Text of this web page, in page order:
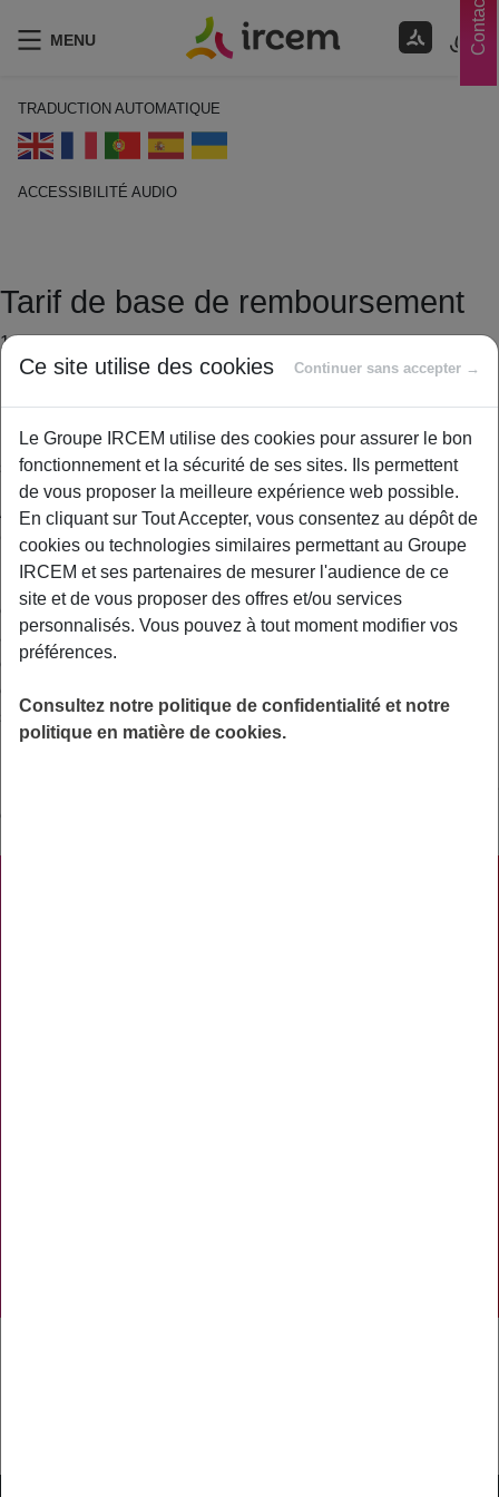
Contacts
MENU
TRADUCTION AUTOMATIQUE
ACCESSIBILITÉ AUDIO
Tarif de base de remboursement
14 janvier 2021
Byircem
La Base de remboursement est depuis le 1er janvier 2006, la
base de calcul du montant des remboursements des frais de
santé en France par la Sécurité sociale.
Avant 2006, la base de remboursement est appelée Tarif de
Convention ou Tarif d’Autorité.
Elle est fixée par convention entre les professionnels de santé
et la Caisse nationale d’assurance maladie et détermine grâce
à un barème pour chaque acte médical le montant sur lequel
est calculé le remboursement de la Sécurité Sociale. Elle sert
également de référence pour les assurances complémentaire
santé.
et du ticket modérateur à la charge de l’assuré.
Ce site utilise des cookies Continuer sans accepter →
Le Groupe IRCEM utilise des cookies pour assurer le bon
fonctionnement et la sécurité de ses sites. Ils permettent
de vous proposer la meilleure expérience web possible.
En cliquant sur Tout Accepter, vous consentez au dépôt de
cookies ou technologies similaires permettant au Groupe
IRCEM et ses partenaires de mesurer l'audience de ce
site et de vous proposer des offres et/ou services
personnalisés. Vous pouvez à tout moment modifier vos
préférences.
Consultez notre politique de confidentialité et notre
politique en matière de cookies.